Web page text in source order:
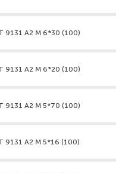
9131 А2 M 6*30 (100)
9131 А2 M 6*20 (100)
9131 А2 M 5*70 (100)
9131 А2 M 5*16 (100)